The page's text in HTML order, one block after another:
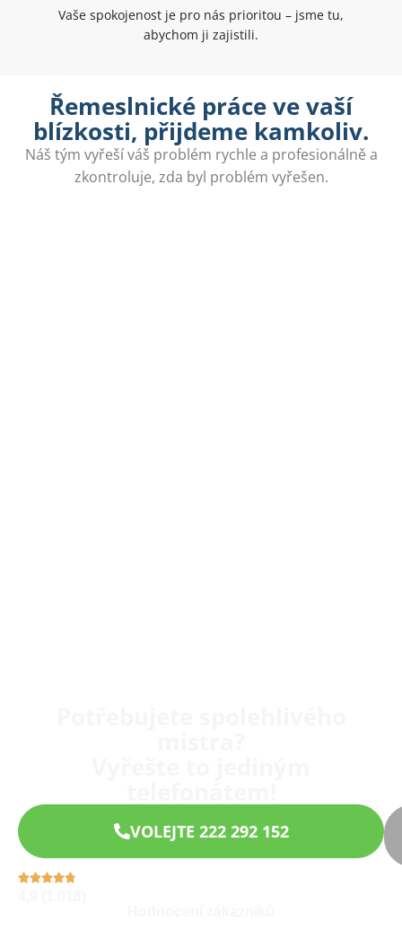
Vaše spokojenost je pro nás prioritou – jsme tu,
abychom ji zajistili.
Řemeslnické práce ve vaší
blízkosti, přijdeme kamkoliv.
Náš tým vyřeší váš problém rychle a profesionálně a
zkontroluje, zda byl problém vyřešen.
VOLEJTE 222 292 152